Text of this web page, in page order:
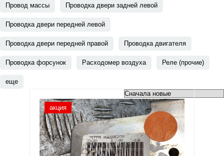
Провод массы Проводка двери задней левой
Проводка двери передней левой
Проводка двери передней правой Проводка двигателя
Проводка форсунок Расходомер воздуха Реле (прочие)
еще
акция